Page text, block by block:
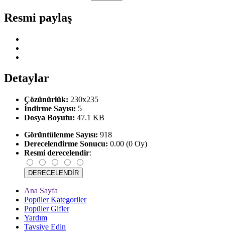
Resmi paylaş
Detaylar
Çözünürlük: 230x235
İndirme Sayısı: 5
Dosya Boyutu: 47.1 KB
Görüntülenme Sayısı: 918
Derecelendirme Sonucu: 0.00 (0 Oy)
Resmi derecelendir:
Ana Sayfa
Popüler Kategoriler
Popüler Gifler
Yardım
Tavsiye Edin